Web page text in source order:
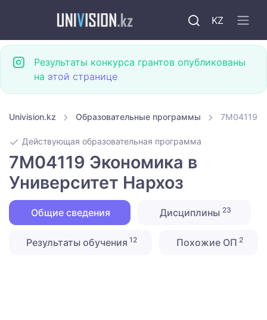
KZ
Результаты конкурса грантов опубликованы
на этой странице
Univision.kz Образовательные программы 7M04119
Действующая образовательная программа
7M04119 Экономика в
Университет Нархоз
Общие сведения Дисциплины 23
Результаты обучения 12 Похожие ОП 2